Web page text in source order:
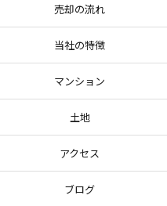
売却の流れ
当社の特徴
マンション
土地
アクセス
ブログ